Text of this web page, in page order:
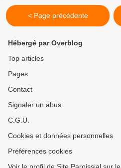
< Page précédente
Hébergé par Overblog
Top articles
Pages
Contact
Signaler un abus
C.G.U.
Cookies et données personnelles
Préférences cookies